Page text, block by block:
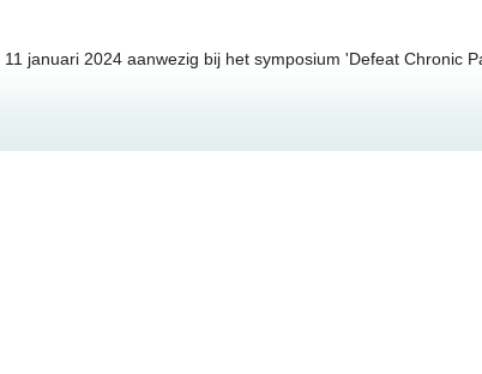
januari 2024 aanwezig bij het symposium 'Defeat Chronic